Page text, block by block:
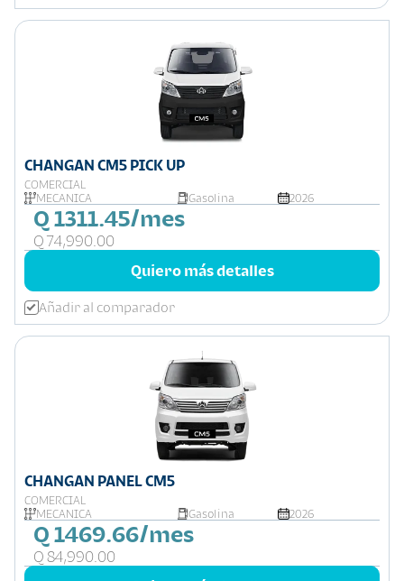
CHANGAN CM5 PICK UP
COMERCIAL
MECÁNICA
Gasolina 2026
Q 1311.45/mes
Q 74,990.00
Quiero más detalles
Añadir al comparador
CHANGAN PANEL CM5
COMERCIAL
MECÁNICA
Gasolina 2026
Q 1469.66/mes
Q 84,990.00